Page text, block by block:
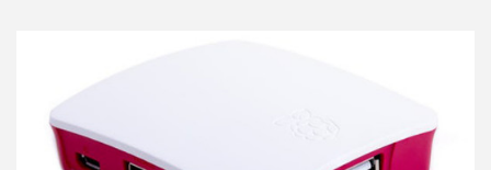
Magazyny